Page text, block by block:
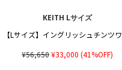
KEITH Lサイズ
¥56,650¥33,000 (41%OFF)